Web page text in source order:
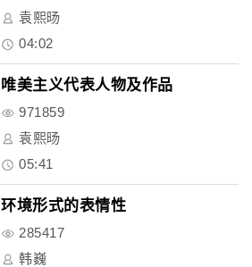
袁熙旸
04:02
唯美主义代表人物及作品
971859
袁熙旸
05:41
环境形式的表情性
285417
韩巍